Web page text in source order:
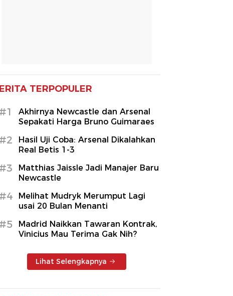
TERPOPULER
Akhirnya Newcastle dan Arsenal
Sepakati Harga Bruno Guimaraes
Hasil Uji Coba: Arsenal Dikalahkan
Real Betis 1-3
Matthias Jaissle Jadi Manajer Baru
Newcastle
Melihat Mudryk Merumput Lagi
usai 20 Bulan Menanti
Madrid Naikkan Tawaran Kontrak,
Vinicius Mau Terima Gak Nih?
Lihat Selengkapnya